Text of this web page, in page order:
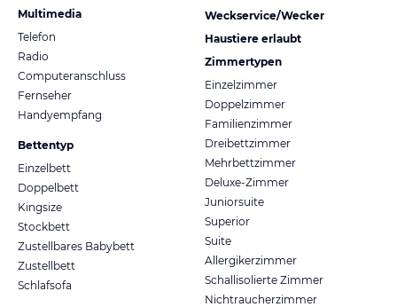
Multimedia
Telefon
Radio
Computeranschluss
Fernseher
Handyempfang
Bettentyp
Einzelbett
Doppelbett
Kingsize
Stockbett
Zustellbares Babybett
Zustellbett
Schlafsofa
Weckservice/Wecker
Haustiere erlaubt
Zimmertypen
Einzelzimmer
Doppelzimmer
Familienzimmer
Dreibettzimmer
Mehrbettzimmer
Deluxe-Zimmer
Juniorsuite
Superior
Suite
Allergikerzimmer
Schallisolierte Zimmer
Nichtraucherzimmer